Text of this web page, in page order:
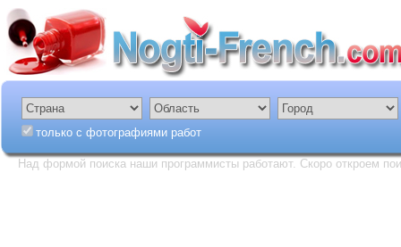
только с фотографиями работ
Над формой поиска наши программисты работают. Скоро откроем